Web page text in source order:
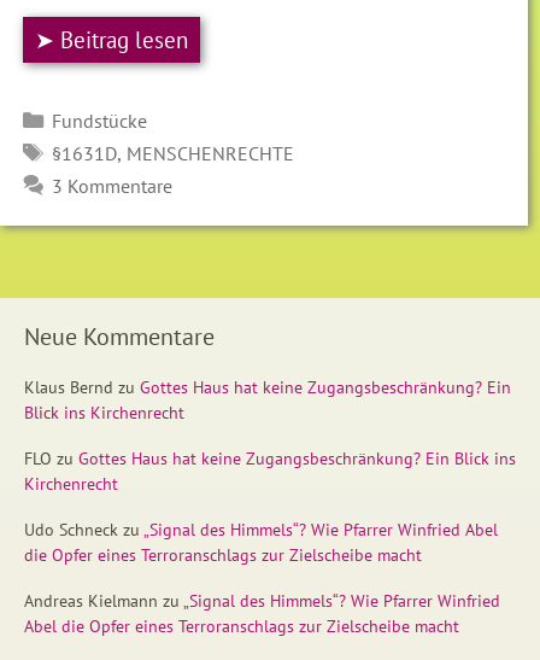
➤ Beitrag lesen
Kategorien
Fundstücke
SCHLAGWÖRTER
§1631D, MENSCHENRECHTE
3 Kommentare
Neue Kommentare
Klaus Bernd zu Gottes Haus hat keine Zugangsbeschränkung? Ein
Blick ins Kirchenrecht
FLO zu Gottes Haus hat keine Zugangsbeschränkung? Ein Blick ins
Kirchenrecht
Udo Schneck zu „Signal des Himmels“? Wie Pfarrer Winfried Abel
die Opfer eines Terroranschlags zur Zielscheibe macht
Andreas Kielmann zu „Signal des Himmels“? Wie Pfarrer Winfried
Abel die Opfer eines Terroranschlags zur Zielscheibe macht